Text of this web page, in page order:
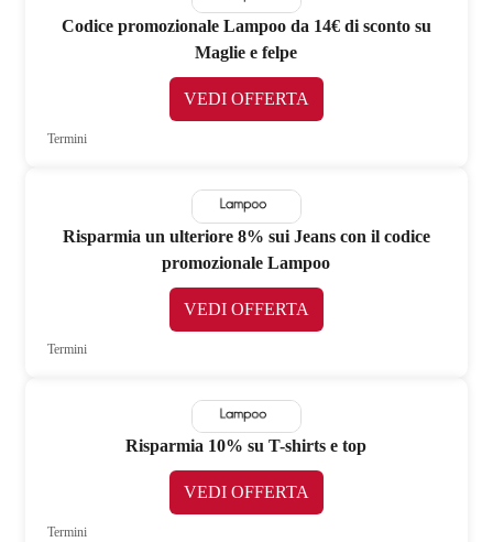
Codice promozionale Lampoo da 14€ di sconto su
Maglie e felpe
VEDI OFFERTA
Termini
Risparmia un ulteriore 8% sui Jeans con il codice
promozionale Lampoo
VEDI OFFERTA
Termini
Risparmia 10% su T-shirts e top
VEDI OFFERTA
Termini